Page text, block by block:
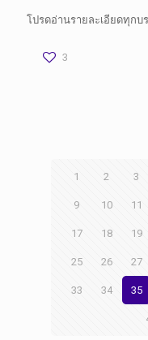
โปรดอ่านรายละเอียดทุกบ
3
1 2 3
9 10 11
17 18 19
25 26 27
33 34 35